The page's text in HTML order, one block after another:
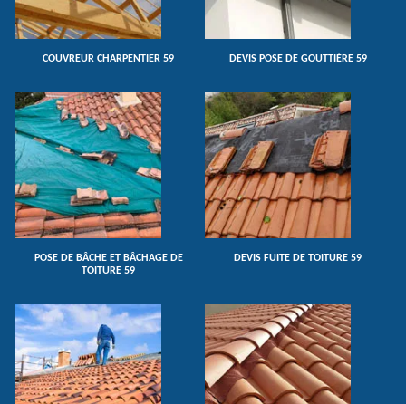
COUVREUR CHARPENTIER 59 DEVIS POSE DE GOUTTIÈRE 59
POSE DE BÂCHE ET BÂCHAGE DE
TOITURE 59
DEVIS FUITE DE TOITURE 59